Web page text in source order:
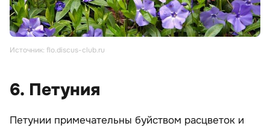
Источник: flo.discus-club.ru
6. Петуния
Петунии примечательны буйством расцветок и